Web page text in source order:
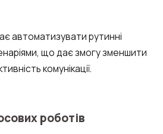
автоматизувати рутинні
що дає змогу зменшити
комунікації.
роботів